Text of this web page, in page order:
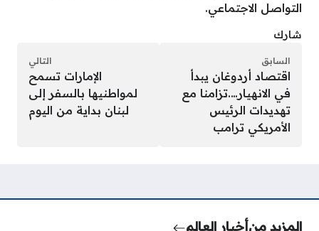
التواصل الاجتماعي.
شارك
السابق
اقتصاد أردوغان يبدأ
في الانهيار….تزامنا مع
تهديدات الرئيس
الأمريكي ترامب
التالي
الإمارات تسمح
لمواطنيها بالسفر إلى
لبنان بداية من اليوم
المزيد منأخبار العالم